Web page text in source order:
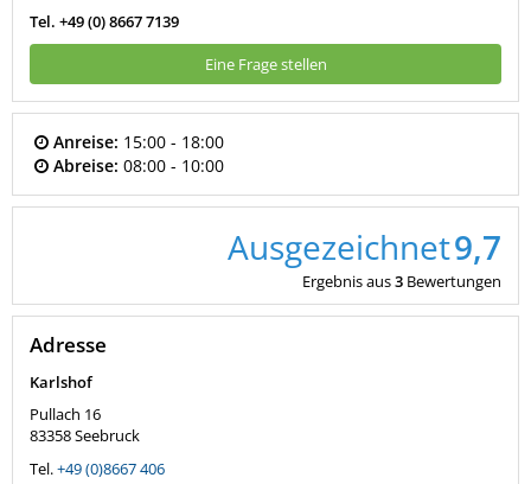
Tel. +49 (0) 8667 7139
Eine Frage stellen
Anreise: 15:00 - 18:00
Abreise: 08:00 - 10:00
Ausgezeichnet9,7
Ergebnis aus3 Bewertungen
Adresse
Karlshof
Pullach 16
83358Seebruck
Tel.+49 (0)8667 406